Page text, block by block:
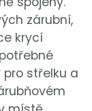
zárubní,
krycí
střelku a